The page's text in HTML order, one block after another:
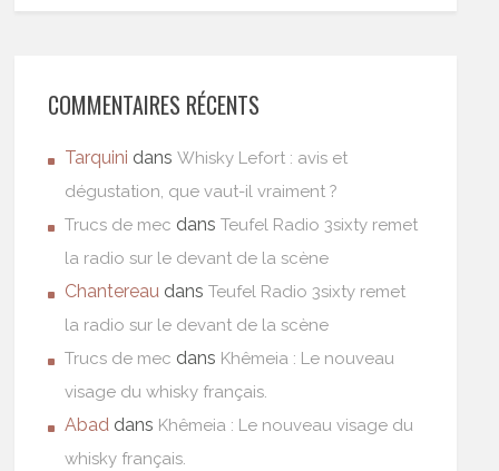
COMMENTAIRES RÉCENTS
Tarquini dansWhisky Lefort : avis et
dégustation, que vaut-il vraiment ?
Trucs de mec dansTeufel Radio 3sixty remet
la radio sur le devant de la scène
Chantereau dansTeufel Radio 3sixty remet
la radio sur le devant de la scène
Trucs de mec dans Khêmeia : Le nouveau
visage du whisky français.
Abad dans Khêmeia : Le nouveau visage du
whisky français.